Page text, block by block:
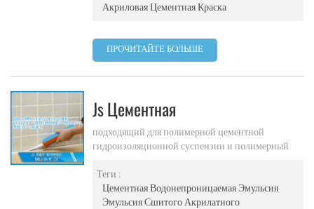
Акриловая Цементная Краска
ПРОЧИТАЙТЕ БОЛЬШЕ
Js Цементная
Водонепроницаемая Эмульсия
Wf-700
подходящий для полимерной цементной
гидроизоляционной суспензии и полимерный
Теги :
Цементная Водонепроницаемая Эмульсия
Эмульсия Сшитого Акрилатного